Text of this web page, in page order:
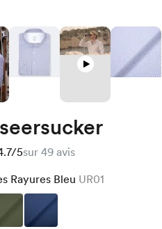
5sur 49 avis
Rayures Bleu UR01